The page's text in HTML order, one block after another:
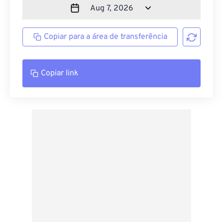
Copiar para a área de transferência
Copiar link